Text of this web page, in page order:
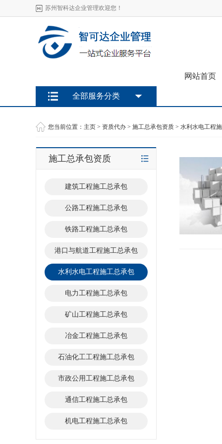
苏州智科达企业管理欢迎您！
网站首页
全部服务分类
您当前位置： 主页 > 资质代办 > 施工总承包资质 > 水利水电工程
施工总承包资质
建筑工程施工总承包
公路工程施工总承包
铁路工程施工总承包
港口与航道工程施工总承包
水利水电工程施工总承包
电力工程施工总承包
矿山工程施工总承包
冶金工程施工总承包
石油化工工程施工总承包
市政公用工程施工总承包
通信工程施工总承包
机电工程施工总承包